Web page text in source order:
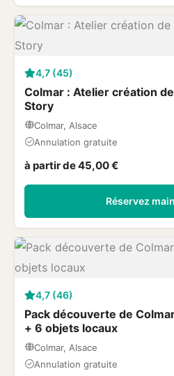
4,7 (45)
Colmar : Atelier création
Story
Colmar, Alsace
Annulation gratuite
à partir de 45,00 €
Réservez
4,7 (46)
Pack découverte de
+ 6 objets locaux
Colmar, Alsace
Annulation gratuite